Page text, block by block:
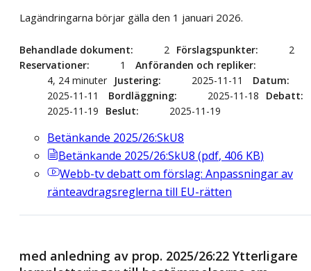
Lagändringarna börjar gälla den 1 januari 2026.
Behandlade dokument 2 Förslagspunkter
2
Reservationer
1
Anföranden och repliker
4, 24 minuter
Justering 2025-11-11
Datum
2025-11-11
Bordläggning 2025-11-18
Debatt
2025-11-19
Beslut 2025-11-19
Betänkande 2025/26:SkU8
Betänkande 2025/26:SkU8 (pdf, 406 KB)
Webb-tvdebatt om förslag: Anpassningar av
ränteavdragsreglerna till EU-rätten
med anledning av prop. 2025/26:22 Ytterligare